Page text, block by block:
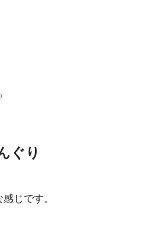
ぐり
じです。